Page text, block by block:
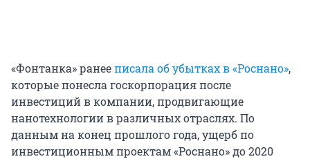
«Фонтанка» ранееписала об убытках в «Роснано»,
которые понесла госкорпорация после
инвестиций в компании, продвигающие
нанотехнологии в различных отраслях. По
данным на конец прошлого года, ущерб по
инвестиционным проектам «Роснано» до 2020